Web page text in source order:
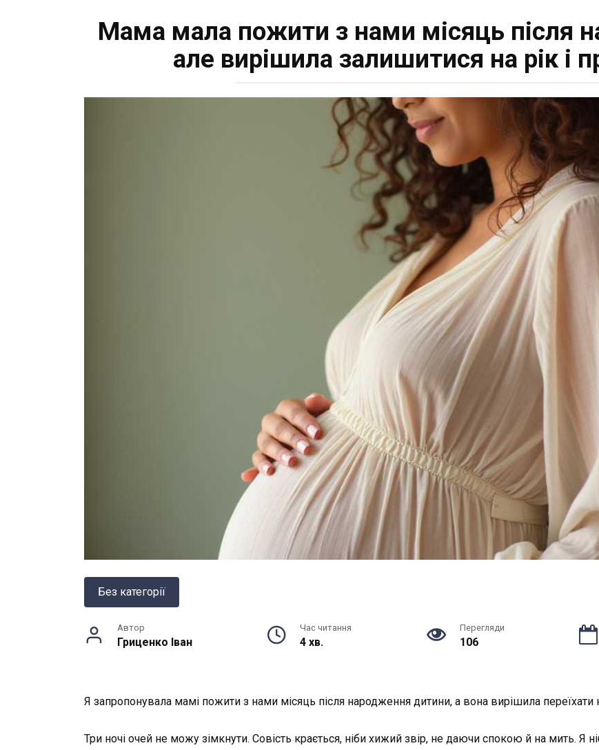
Мама мала пожити з нами місяць після
але вирішила залишитися на рік і
Без категорії
Автор
Гриценко Іван
Час читання
4 хв.
Перегляди
106
Я запропонувала мамі пожити з нами місяць після народження дитини, а вона вирішила переїхати
Три ночі очей не можу зімкнути. Совість крається, ніби хижий звір, не даючи спокою й на мить.